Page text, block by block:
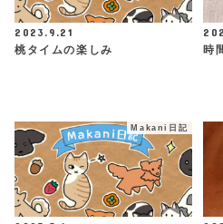
2023.9.21
桃タイムの楽しみ 時
Makani日記